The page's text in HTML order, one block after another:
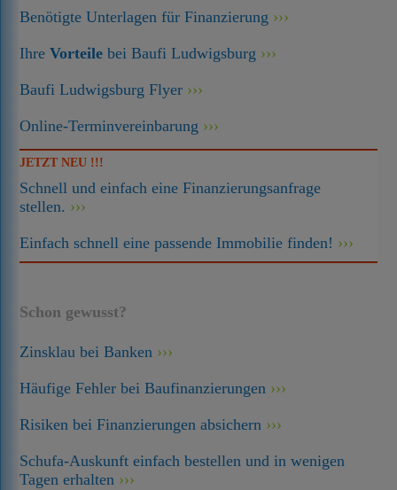
Benötigte Unterlagen für Finanzierung
IhreVorteile bei Baufi Ludwigsburg
Baufi Ludwigsburg Flyer
Online-Terminvereinbarung
JETZT NEU !!!
Schnell und einfach eine Finanzierungsanfrage
stellen.
Einfach schnell eine passende Immobilie finden!
Schon gewusst?
Zinsklau bei Banken
Häufige Fehler bei Baufinanzierungen
Risiken bei Finanzierungen absichern
Schufa-Auskunft einfach bestellen und in wenigen
Tagen erhalten